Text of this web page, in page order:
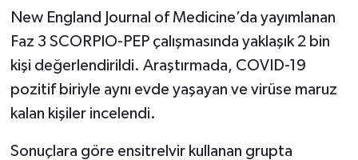
New England Journal of Medicine’da yayımlanan
Faz 3 SCORPIO-PEP çalışmasında yaklaşık 2 bin
kişi değerlendirildi. Araştırmada, COVID-19
pozitif biriyle aynı evde yaşayan ve virüse maruz
kalan kişiler incelendi.
Sonuçlara göre ensitrelvir kullanan grupta